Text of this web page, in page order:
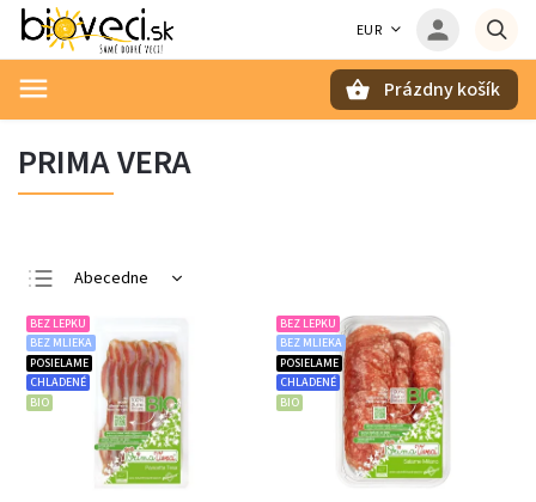
EUR
Prázdny košík
PRIMA VERA
Abecedne
Najlacnejšie
Najdrahšie
Najpredávanejšie
BEZ LEPKU
BEZ MLIEKA
POSIELAME
CHLADENÉ
BIO
BEZ LEPKU
BEZ MLIEKA
POSIELAME
CHLADENÉ
BIO